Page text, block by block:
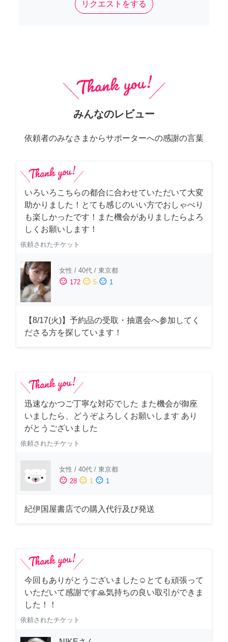
リクエストをする
みんなのレビュー
依頼者のみなさまからサポーターへの感謝の言葉
いろいろこちらの都合に合わせていただいて大変
助かりました！とても感じのいい方でおしゃべり
も楽しかったです！また機会がありましたらよろ
しくお願いします！
依頼されたチケット
女性 / 40代 / 東京都
sentiment_satisfied 172 sentiment_neutral 5 sentiment_dissatisfied 1
【8/17(火)】予約品の受取・抽選会へ参加してく
ださる方を探しています！
迅速なかつご丁寧な対応でした また機会が御座
いましたら、どうぞよろしくお願いします あり
がとうございました
依頼されたチケット
女性 / 40代 / 東京都
sentiment_satisfied 28 sentiment_neutral 1 sentiment_dissatisfied 1
紀伊国屋書店での購入代行及び発送
今回もありがとうございました☺️とても頑張って
いただいて感謝です🙏気持ちの良い取引ができま
した！！
依頼されたチケット